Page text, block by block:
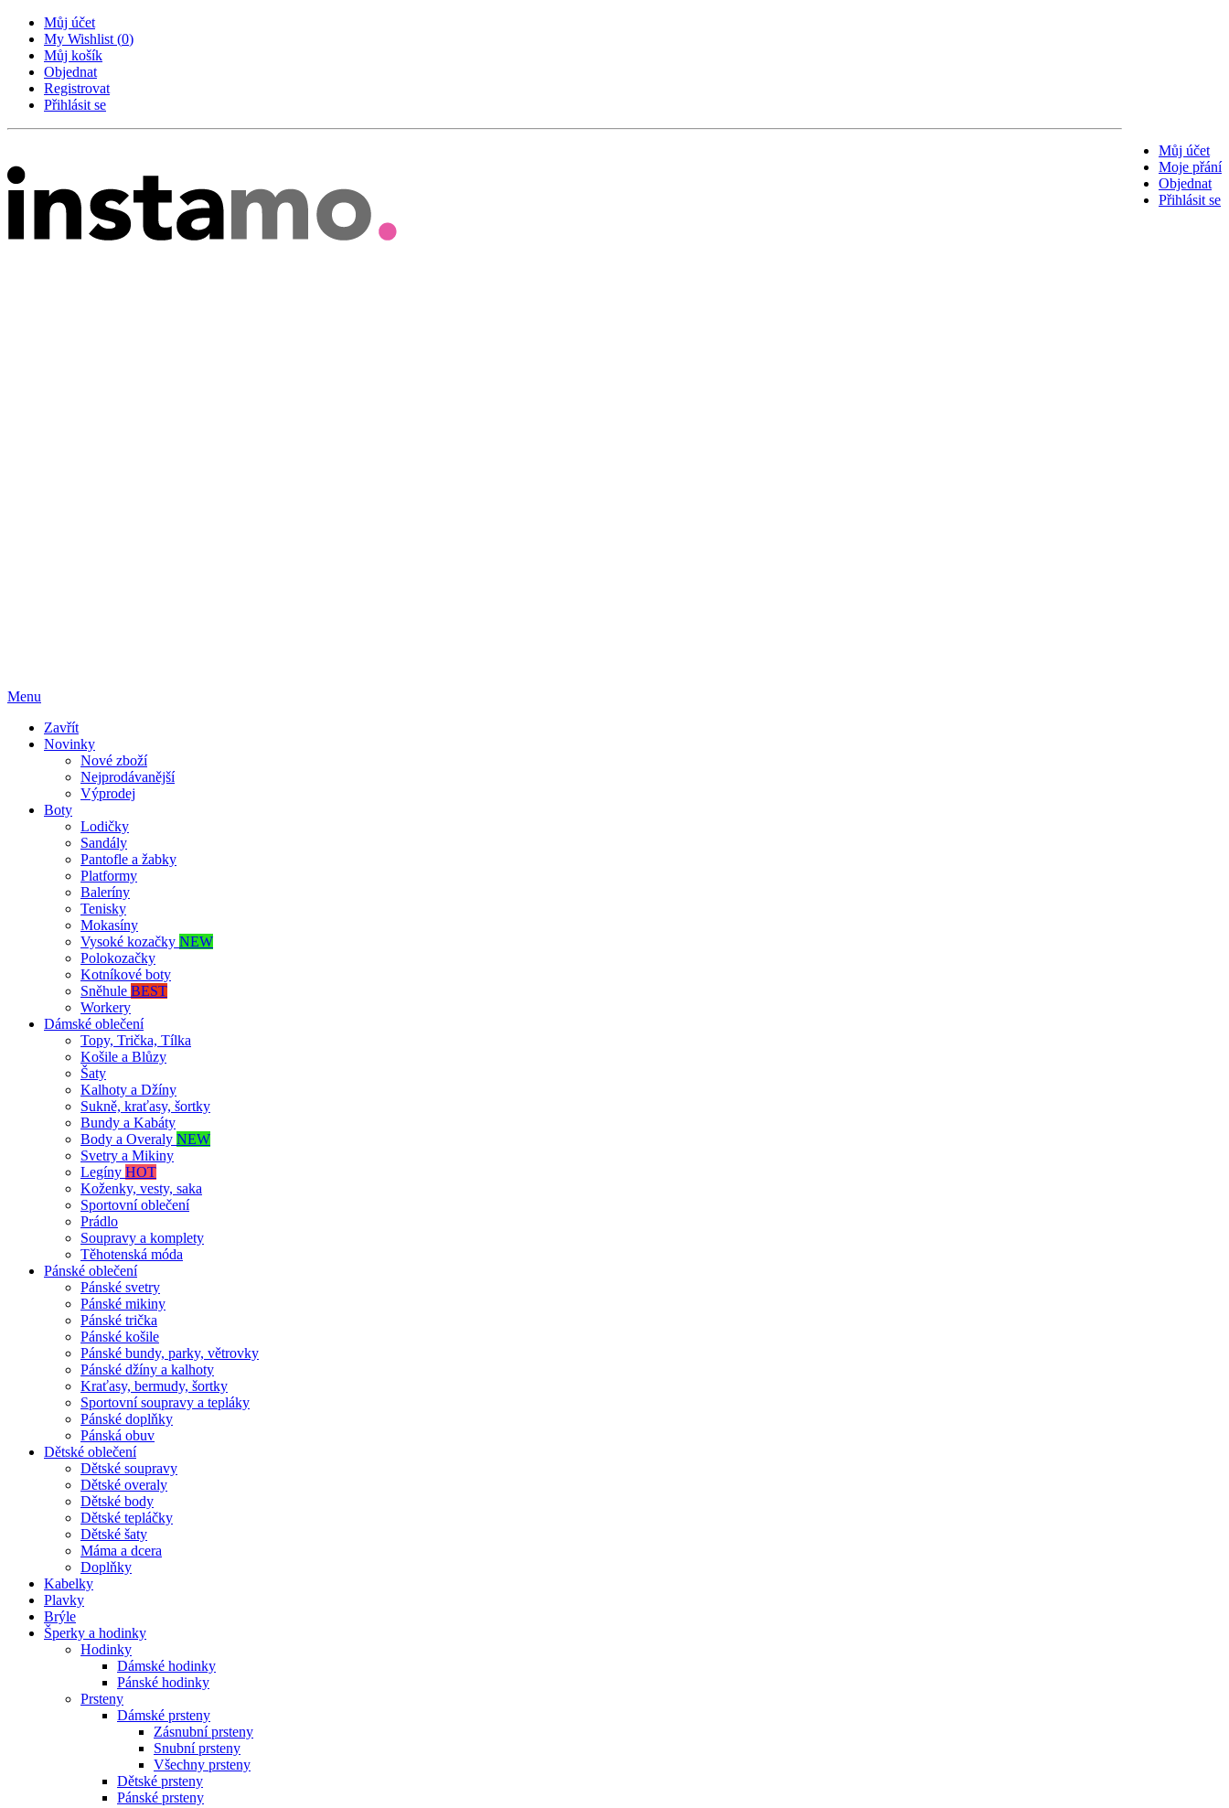
Můj účet
My Wishlist (0)
Můj košík
Objednat
Registrovat
Přihlásit se
Můj účet
Moje přání
Objednat
Přihlásit se
Menu
Zavřít
Novinky
Nové zboží
Nejprodávanější
Výprodej
Boty
Lodičky
Sandály
Pantofle a žabky
Platformy
Baleríny
Tenisky
Mokasíny
Vysoké kozačky NEW
Polokozačky
Kotníkové boty
Sněhule BEST
Workery
Dámské oblečení
Topy, Trička, Tílka
Košile a Blůzy
Šaty
Kalhoty a Džíny
Sukně, kraťasy, šortky
Bundy a Kabáty
Body a Overaly NEW
Svetry a Mikiny
Legíny HOT
Koženky, vesty, saka
Sportovní oblečení
Prádlo
Soupravy a komplety
Těhotenská móda
Pánské oblečení
Pánské svetry
Pánské mikiny
Pánské trička
Pánské košile
Pánské bundy, parky, větrovky
Pánské džíny a kalhoty
Kraťasy, bermudy, šortky
Sportovní soupravy a tepláky
Pánské doplňky
Pánská obuv
Dětské oblečení
Dětské soupravy
Dětské overaly
Dětské body
Dětské tepláčky
Dětské šaty
Máma a dcera
Doplňky
Kabelky
Plavky
Brýle
Šperky a hodinky
Hodinky
Dámské hodinky
Pánské hodinky
Prsteny
Dámské prsteny
Zásnubní prsteny
Snubní prsteny
Všechny prsteny
Dětské prsteny
Pánské prsteny